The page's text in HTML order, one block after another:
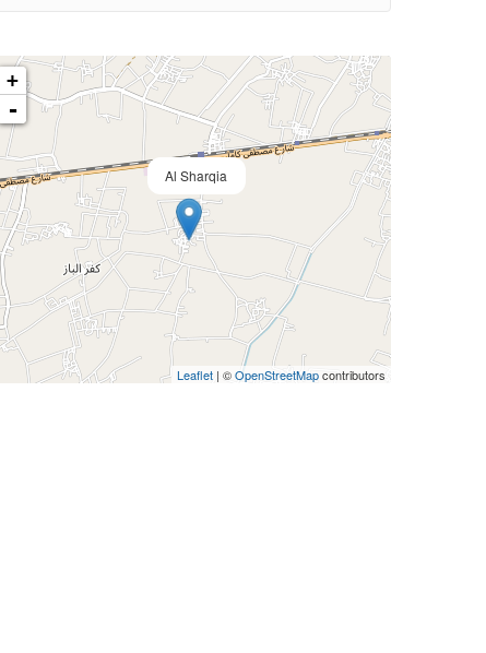
Al Sharqia
+
-
Leaflet | ©OpenStreetMapcontributors